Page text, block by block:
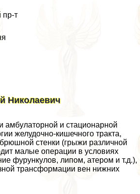
пр-т
Николаевич
амбулаторной и стационарной
желудочно-кишечного тpaкта,
стенки (грыжи различной
малые операции в условиях
фурункулов, липом, атером и т.д.),
трaнcформации вен нижних